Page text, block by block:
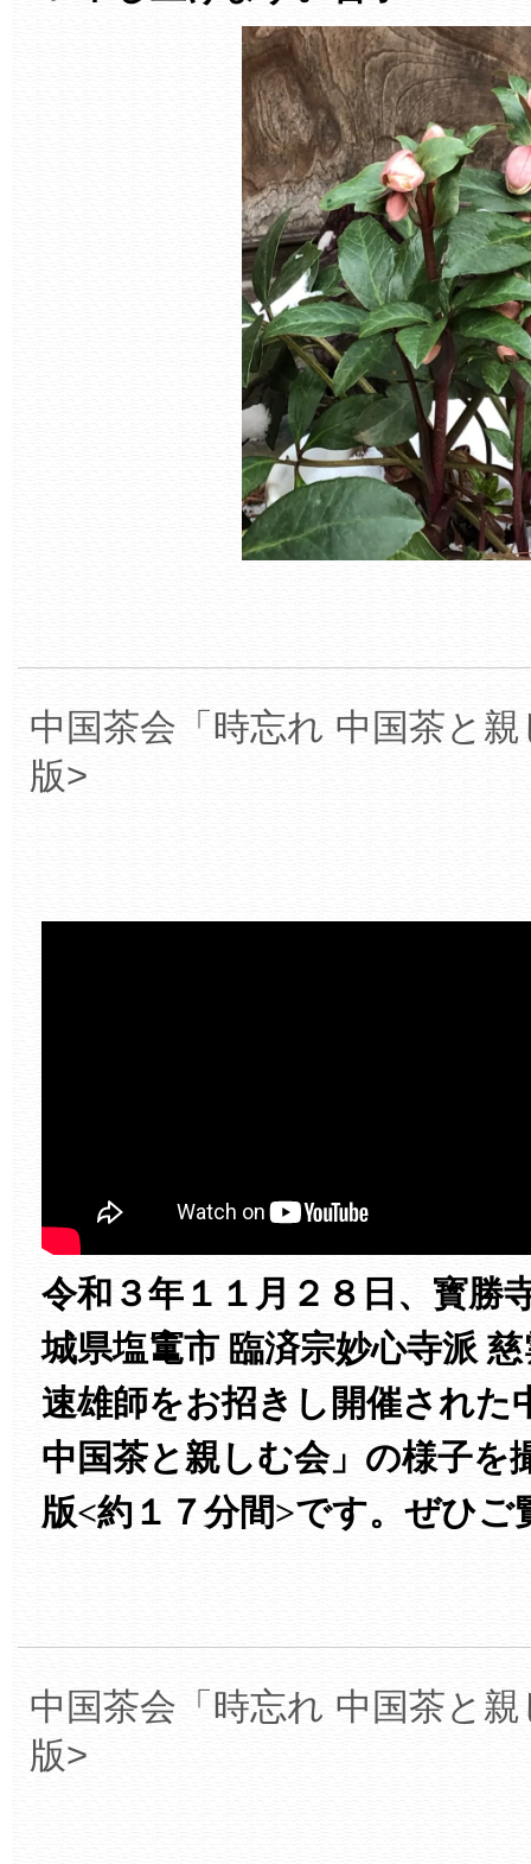
中国茶会「時忘れ 中国茶と
版>
令和３年１１月２８日、寳
城県塩竃市 臨済宗妙心寺派
速雄師をお招きし開催された
中国茶と親しむ会」の様子を
版<約１７分間>です。ぜひご
中国茶会「時忘れ 中国茶と
版>